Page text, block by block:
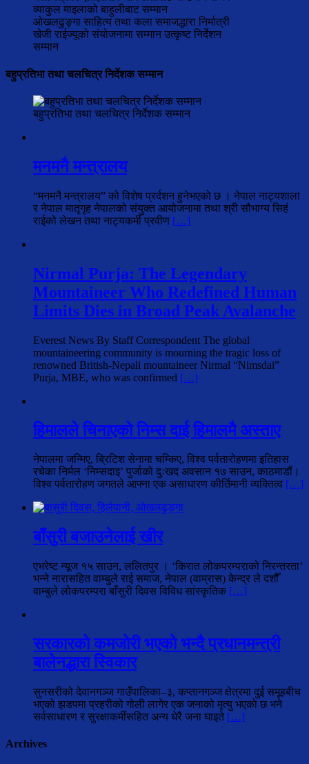
ओखलढुङ्गा साहित्य तथा कला समाजद्धारा निर्मात्री
खेजी राईज्यूको संयोजनामा सम्मान उत्कृष्ट निर्देशन
सम्मान
बहुप्रतिभा तथा चलचित्र निर्देशक सम्मान
बहुप्रतिभा तथा चलचित्र निर्देशक सम्मान
मनमनै मन्त्रालय
“मनमनै मन्त्रालय” को विशेष प्रर्दशन हुनेभएको छ । नेपाल नाट्यशाला
र नेपाल मातृगृह नेपालको संयुक्त आयोजनामा तथा श्री सौभाग्य सिहं
राईको लेखन तथा नाट्यकर्मी प्रवीण […]
Nirmal Purja: The Legendary
Mountaineer Who Redefined Human
Limits Dies in Broad Peak Avalanche
Everest News By Staff Correspondent The global
mountaineering community is mourning the tragic loss of
renowned British-Nepali mountaineer Nirmal “Nimsdai”
Purja, MBE, who was confirmed […]
हिमालले चिनाएको निम्स दाई हिमालमै अस्ताए
नेपालमा जन्मिए, ब्रिटिश सेनामा चम्किए, विश्व पर्वतारोहणमा इतिहास
रचेका निर्मल ‘निम्सदाइ’ पुर्जाको दुःखद अवसान १७ साउन, काठमाडौं।
विश्व पर्वतारोहण जगतले आफ्ना एक असाधारण कीर्तिमानी व्यक्तित्व […]
बाँसुरी बजाउनेलाई खीर
एभरेष्ट न्यूज १५ साउन, ललितपुर । ‘किरात लोकपरम्पराको निरन्तरता’
भन्ने नारासहित वाम्बुले राई समाज, नेपाल (वाम्रास) केन्द्र ले दशौँ
वाम्बुले लोकपरम्परा बाँसुरी दिवस विविध सांस्कृतिक […]
सरकारको कमजोरी भएको भन्दै प्रधानमन्त्री
बालेनद्धारा स्विकार
सुनसरीको देवानगञ्ज गाउँपालिका–३, कप्तानगञ्ज क्षेत्रमा दुई समूहबीच
भएको झडपमा प्रहरीको गोली लागेर एक जनाको मृत्यु भएको छ भने
सर्वसाधारण र सुरक्षाकर्मीसहित अन्य धेरै जना घाइते […]
Archives